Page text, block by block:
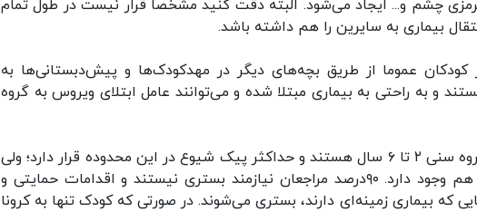
چشم و... ایجاد می‌شود. البته دقت کنید مشخصا قرار نیست در طول تمام
عموما از طریق بچه‌های دیگر در مهدکودک‌ها و پیش‌دبستانی‌ها به
‌و به راحتی به بیماری مبتلا شده و می‌توانند عامل ابتلای ویروس به گروه
وی افزود: بیشتر مراجعات بیمارستانی ما در گروه سنی ۲ تا ۶ سال هستند و حداکثر پیک شیوع در این محدوده قرار دارد؛ ولی
مراجعه کننده زیر ۲ سال یا بین ۶ تا ۱۲ سال هم وجود دارد. ۹۰درصد مراجعان نیازمند بستری نیستند و اقدامات حمایتی و
که بیماری زمینه‌ای دارند، بستری می‌شوند. در صورتی که کودک تنها به کرونا